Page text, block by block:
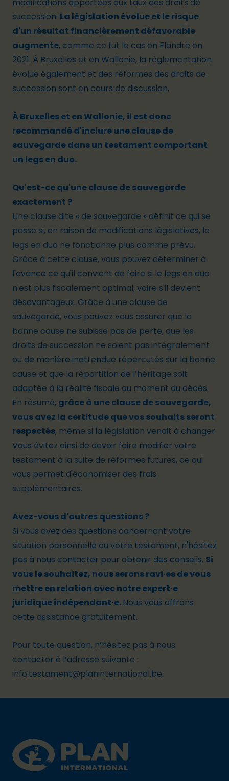
succession. La législation évolue et le risque
d'un résultat financièrement défavorable
augmente, comme ce fut le cas en Flandre en
2021. À Bruxelles et en Wallonie, la réglementation
évolue également et des réformes des droits de
succession sont en cours de discussion.
À Bruxelles et en Wallonie, il est donc
recommandé d'inclure une clause de
sauvegarde dans un testament comportant
un legs en duo.
Qu'est-ce qu'une clause de sauvegarde
exactement ?
Une clause dite « de sauvegarde » définit ce qui se
passe si, en raison de modifications législatives, le
legs en duo ne fonctionne plus comme prévu.
Grâce à cette clause, vous pouvez déterminer à
l'avance ce qu'il convient de faire si le legs en duo
n'est plus fiscalement optimal, voire s'il devient
désavantageux. Grâce à une clause de
sauvegarde, vous pouvez vous assurer que la
bonne cause ne subisse pas de perte, que les
droits de succession ne soient pas intégralement
ou de manière inattendue répercutés sur la bonne
cause et que la répartition de l’héritage soit
adaptée à la réalité fiscale au moment du décès.
En résumé, grâce à une clause de sauvegarde,
vous avez la certitude que vos souhaits seront
respectés, même si la législation venait à changer.
Vous évitez ainsi de devoir faire modifier votre
testament à la suite de réformes futures, ce qui
vous permet d'économiser des frais
supplémentaires.
Avez-vous d'autres questions ?
Si vous avez des questions concernant votre
situation personnelle ou votre testament, n'hésitez
pas à nous contacter pour obtenir des conseils. Si
vous le souhaitez, nous serons ravi·es de vous
mettre en relation avec notre expert·e
juridique indépendant·e. Nous vous offrons
cette assistance gratuitement.
Pour toute question, n’hésitez pas à nous
contacter à l’adresse suivante :
info.testament@planinternational.be.
Plan International logo